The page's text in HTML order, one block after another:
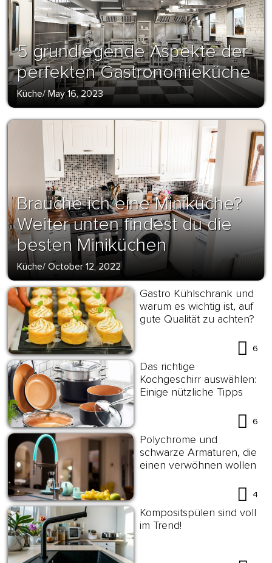
5 grundlegende Aspekte der
perfekten Gastronomieküche
Küche/ May 16, 2023
Brauche ich eine Miniküche?
Weiter unten findest du die
besten Miniküchen
Küche/ October 12, 2022
Gastro Kühlschrank und
warum es wichtig ist, auf
gute Qualität zu achten?
6
Das richtige
Kochgeschirr auswählen:
Einige nützliche Tipps
6
Polychrome und
schwarze Armaturen, die
einen verwöhnen wollen
4
Kompositspülen sind voll
im Trend!